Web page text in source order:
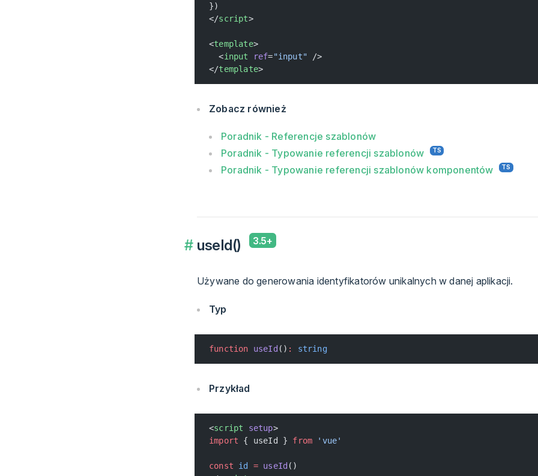
})
</script>
<template>
  <
input ref="input" />
</template>
Zobacz również
Poradnik - Referencje szablonów
Poradnik - Typowanie referencji szablonów
Poradnik - Typowanie referencji szablonów komponentów
useId()
Używane do generowania identyfikatorów unikalnych w danej aplikacji.
Typ
function useId () : string
Przykład
<script setup>
import { useId } from 'vue'
const id = useId ()